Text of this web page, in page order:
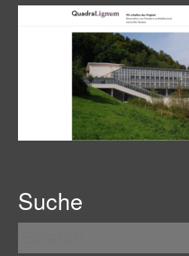
Suche